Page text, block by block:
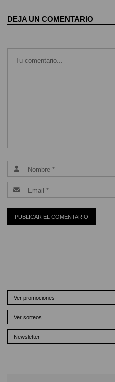
DEJA UN COMENTARIO
Ver promociones
Ver sorteos
Newsletter